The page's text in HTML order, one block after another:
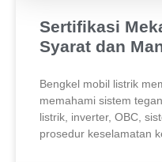
Sertifikasi
Syarat dan
Bengkel mobil listrik
memahami sistem
listrik, inverter, OBC,
prosedur keselamatan